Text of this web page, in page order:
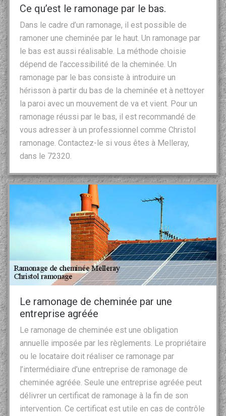
Ce qu’est le ramonage par le bas.
Dans le cadre d’un ramonage, il est possible de
ramoner une cheminée par le haut. Un ramonage par
le bas est aussi réalisable. La méthode choisie
dépend de l’accessibilité de la cheminée. Un
ramonage par le bas consiste à introduire un
hérisson à partir du bas de la cheminée et à nettoyer
la paroi avec un mouvement de va et vient. Pour un
ramonage réussi par le bas, il est recommandé de
vous adresser à un professionnel comme Christol
ramonage. Contactez-le si vous êtes à Melleray,
dans le 72320.
Le ramonage de cheminée par une
entreprise agréée
Le ramonage de cheminée est une obligation
annuelle imposée par les règlements. Le propriétaire
ou le locataire doit réaliser ce ramonage par
l’intermédiaire d’une entreprise de ramonage de
cheminée agréée. Seule une entreprise agréée peut
délivrer un certificat de ramonage à la fin de son
intervention. Ce certificat est utile en cas de contrôle